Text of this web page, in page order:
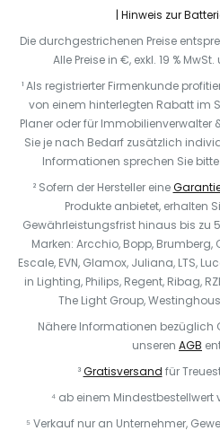
Hinweis zur
Die durchgestrichenen Preise
Alle Preise in €, exkl. 19 %
¹ Als registrierter Firmenkunde
von einem hinterlegten Rabatt im
Planer oder für Immobilienverwalter
Sie je nach Bedarf zusätzlich
Informationen sprechen Sie
² Sofern der Hersteller eine
Produkte anbietet, erhalten
Gewährleistungsfrist hinaus bis zu
Marken: Arcchio, Bopp, Brumberg,
Escale, EVN, Glamox, Juliana, LTS,
in Lighting, Philips, Regent, Ribag,
The Light Group,
Nähere Informationen bezüglich
unseren AGB
³Gratisversand für
⁴ ab einem Mindestbestellwert
⁵ Verkauf nur an Unternehmer,